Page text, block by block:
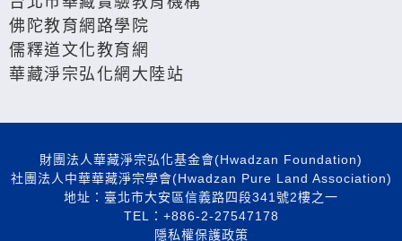
佛陀教育網路學院
儒釋道文化教育網
華藏淨宗弘化網大陸站
財團法人華藏淨宗弘化基金會(Hwadzan Foundation)
社團法人中華華藏淨宗學會(Hwadzan Pure Land Association)
地址：臺北市大安區信義路四段341號2樓之一
TEL：+886-2-27547178
隱私權保護政策